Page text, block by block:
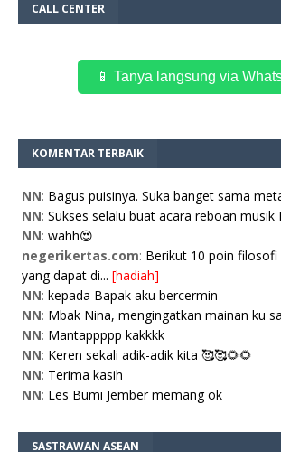
CALL CENTER
📱 Tanya langsung via
KOMENTAR TERBAIK
NN: Bagus puisinya. Suka banget sama
NN: Sukses selalu buat acara reboan musik
NN: wahh😍
negerikertas.com: Berikut 10 poin filosofi
yang dapat di... [hadiah]
NN: kepada Bapak aku bercermin
NN: Mbak Nina, mengingatkan mainan ku
NN: Mantappppp kakkkk
NN: Keren sekali adik-adik kita 🥰🥰🌻🌻
NN: Terima kasih
NN: Les Bumi Jember memang ok
SASTRAWAN ASEAN